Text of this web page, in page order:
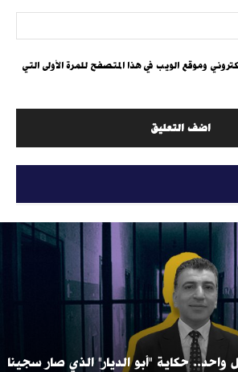
وموقع الويب في هذا المتصفح للمرة الأولى التي
واحد.. حكاية "أبو الديار" الذي صار سجينا